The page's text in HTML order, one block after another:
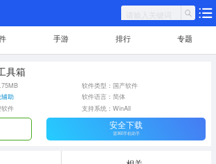
手游 排行 专题
具箱
软件类型：国产软件
助
软件语言：简体
件
支持系统：WinAll
安全下载
需360手机助手